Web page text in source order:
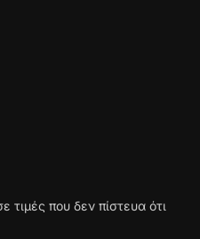
τιμές που δεν πίστευα ότι